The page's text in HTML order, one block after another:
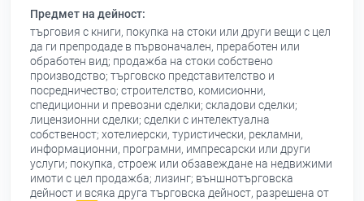
Предмет на дейност:
търговия с книги, покупка на стоки или други вещи с цел
да ги препродаде в първоначален, преработен или
обработен вид; продажба на стоки собствено
производство; търговско представителство и
посредничество; строителство, комисионни,
спедиционни и превозни сделки; складови сделки;
лицензионни сделки; сделки с интелектуална
собственост; хотелиерски, туристически, рекламни,
информационни, програмни, импресарски или други
услуги; покупка, строеж или обзавеждане на недвижими
имоти с цел продажба; лизинг; външнотърговска
дейност и всяка друга търговска дейност, разрешена от